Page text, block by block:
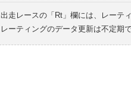
出走レースの「Rt」欄には、レーテ
レーティングのデータ更新は不定期で